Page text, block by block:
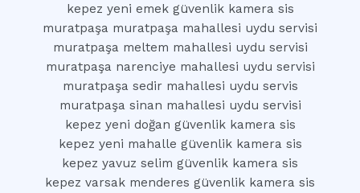
kepez yeni emek güvenlik kamera sis
muratpaşa muratpaşa mahallesi uydu servisi
muratpaşa meltem mahallesi uydu servisi
muratpaşa narenciye mahallesi uydu servisi
muratpaşa sedir mahallesi uydu servis
muratpaşa sinan mahallesi uydu servisi
kepez yeni doğan güvenlik kamera sis
kepez yeni mahalle güvenlik kamera sis
kepez yavuz selim güvenlik kamera sis
kepez varsak menderes güvenlik kamera sis